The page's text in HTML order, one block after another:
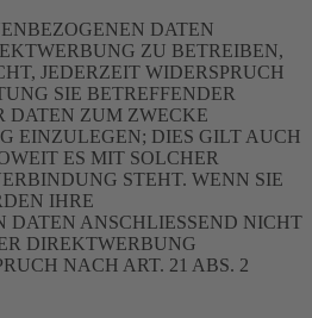
DATEN
ZU BETREIBEN,
JEDERZEIT WIDERSPRUCH
SIE BETREFFENDER
DATEN ZUM ZWECKE
EINZULEGEN; DIES GILT AUCH
ES MIT SOLCHER
STEHT. WENN SIE
IHRE
DATEN ANSCHLIESSEND NICHT
DIREKTWERBUNG
NACH ART. 21 ABS. 2